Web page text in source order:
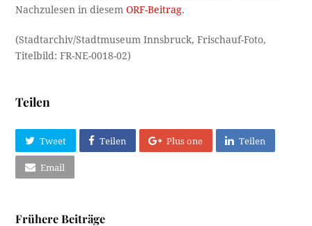
Nachzulesen in diesemORF-Beitrag.
(Stadtarchiv/Stadtmuseum Innsbruck, Frischauf-Foto,
Titelbild: FR-NE-0018-02)
Teilen
Tweet Teilen Plus one Teilen
Email
Frühere Beiträge